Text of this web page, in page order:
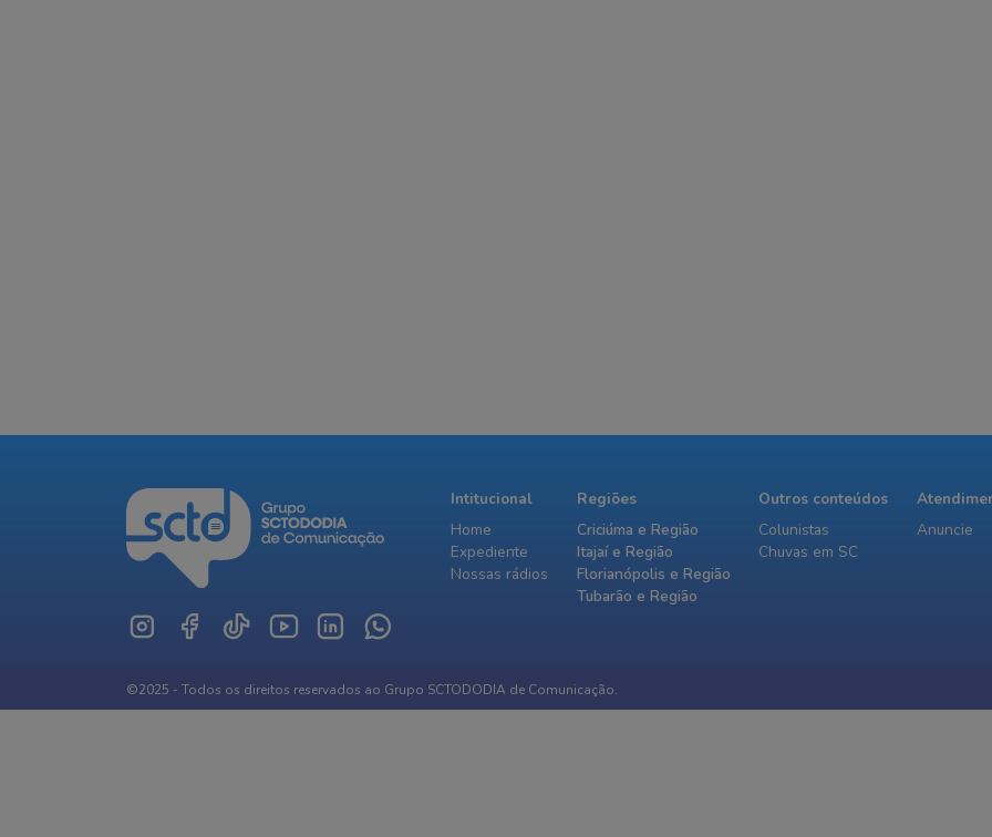
Intitucional
Home
Expediente
Nossas rádios
Regiões
Criciúma e Região
Itajaí e Região
Florianópolis e Região
Tubarão e Região
Outros conteúdos
Colunistas
Chuvas em SC
Anuncie
©2025 - Todos os direitos reservados ao Grupo SCTODODIA de Comunicação.